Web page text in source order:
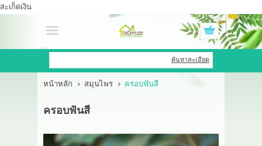
สะเก็ดเงิน
เข้าสู่ระบบ สมัครสมาชิก
สินค้าที่สนใจ ( 0 )
หน้าหลัก
ค้นหาละเอียด
หน้าหลัก สมุนไพร ครอบฟันสี
ครอบฟันสี